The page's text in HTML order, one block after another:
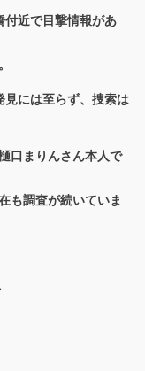
付近で目撃情報があ
見には至らず、捜索は
口まりんさん本人で
も調査が続いていま